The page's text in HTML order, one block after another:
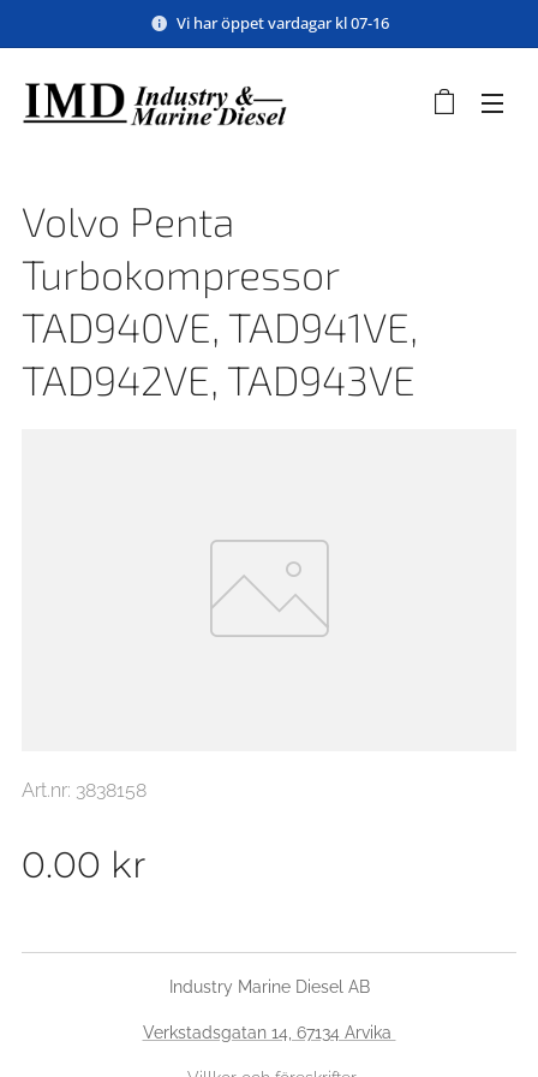
Vi har öppet vardagar kl 07-16
Volvo Penta
Turbokompressor
TAD940VE, TAD941VE,
TAD942VE, TAD943VE
Art.nr: 3838158
0.00 kr
Industry Marine Diesel AB
Verkstadsgatan 14, 67134 Arvika